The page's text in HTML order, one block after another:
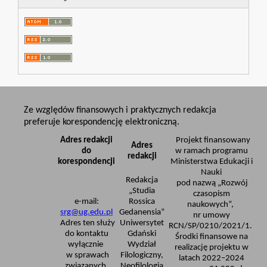
Ze względów finansowych i praktycznych redakcja
preferuje korespondencję elektroniczną.
Adres redakcji
do
korespondencji
Adres
redakcji
Projekt finansowany
w ramach programu
Ministerstwa Edukacji i
Nauki
pod nazwą „Rozwój
czasopism
naukowych”,
nr umowy
RCN/SP/0210/2021/1.
Środki finansowe na
realizację projektu w
latach 2022–2024
e-mail:
srg@ug.edu.pl
Adres ten służy
do kontaktu
wyłącznie
w sprawach
Redakcja
„Studia
Rossica
Gedanensia”
Uniwersytet
Gdański
Wydział
Filologiczny,